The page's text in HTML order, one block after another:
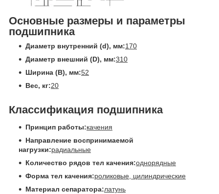
Основные размеры и параметры
подшипника
Диаметр внутренний (d), мм:170
Диаметр внешний (D), мм:310
Ширина (В), мм:52
Вес, кг:20
Классификация подшипника
Принцип работы:качения
Направление воспринимаемой
нагрузки:радиальные
Количество рядов тел качения:однорядные
Форма тел качения:роликовые, цилиндрические
Материал сепаратора:латунь